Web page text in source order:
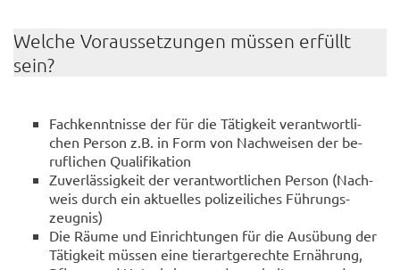
Wel­che Vor­aus­set­zun­gen müs­sen er­füllt
sein?
Fach­kennt­nis­se der für die Tä­tig­keit ver­ant­wort­li­
chen Per­son z.B. in Form von Nach­wei­sen der be­
ruf­li­chen Qua­li­fi­ka­ti­on
Zu­ver­läs­sig­keit der ver­ant­wort­li­chen Per­son (Nach­
weis durch ein ak­tu­el­les po­li­zei­li­ches Füh­rungs­
zeug­nis)
Die Räume und Ein­rich­tun­gen für die Aus­übung der
Tä­tig­keit müs­sen eine tier­art­ge­rech­te Er­näh­rung,